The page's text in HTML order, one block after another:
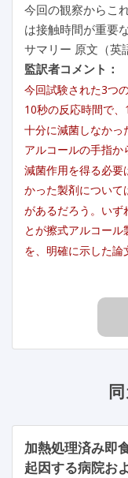
今回の観察からこ
は接触時間が重要
サマリー 原文（英
監訳者コメント：
今回試験された3つ
10秒の反応時間で
十分に減菌しなかっ
アルコールの手指
減菌作用を得る必要
かった製剤について
があるだろう。いず
とが擦式アルコー
を、明確に示した論
加熱処理済み即
起因する病院お